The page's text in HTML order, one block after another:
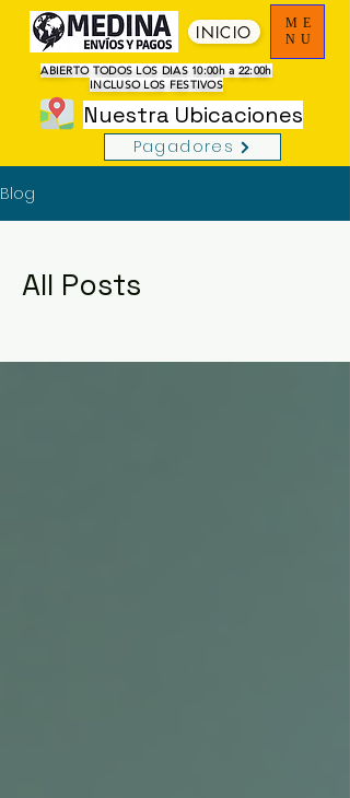
ME
NU
ABIERTO TODOS LOS DIAS 10:00h a 22:00h
INCLUSO LOS FESTIVOS
Nuestra Ubicaciones
INICIO
Pagadores
Blog
All Posts